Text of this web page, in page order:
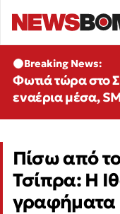
Breaking News:
Φωτιά τώρα στο
εναέρια μέσα,
Πίσω από
Τσίπρα: Η
γραφήματα